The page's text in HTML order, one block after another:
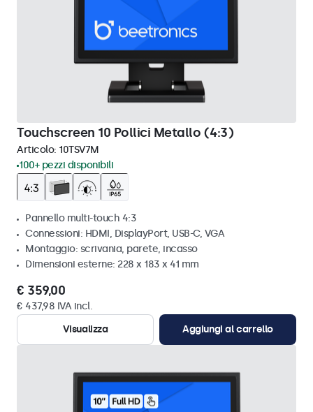
Touchscreen 10 Pollici Metallo (4:3)
Articolo: 10TSV7M
100+ pezzi disponibili
Pannello multi-touch 4:3
Connessioni: HDMI, DisplayPort, USB-C, VGA
Montaggio: scrivania, parete, incasso
Dimensioni esterne: 228 x 183 x 41 mm
€ 359,00
€ 437,98 IVA incl.
Visualizza
Aggiungi al carrello